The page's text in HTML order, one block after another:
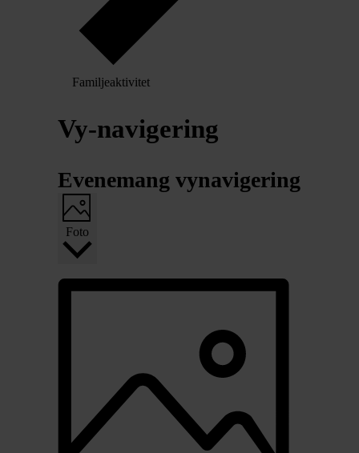
Familjeaktivitet
Vy-navigering
Evenemang vynavigering
Foto